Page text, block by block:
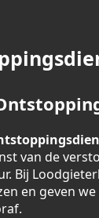
van de
Bij
en geven we